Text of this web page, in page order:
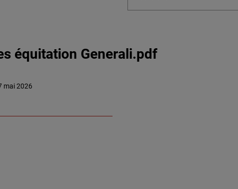
équitation Generali.pdf
mai 2026